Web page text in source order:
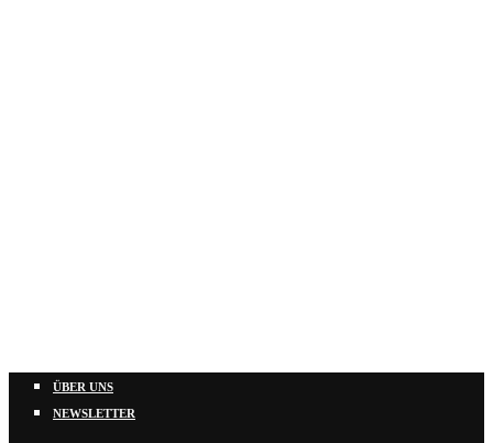
ÜBER UNS
NEWSLETTER